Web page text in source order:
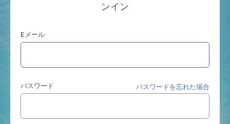
ンイン
Eメール
パスワード パスワードを忘れた場合